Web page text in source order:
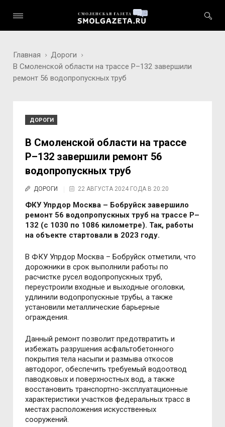
Главная
Дороги
В Смоленской области на трассе Р–132 завершили
ремонт 56 водопропускных труб
ДОРОГИ
В Смоленской области на трассе
Р–132 завершили ремонт 56
водопропускных труб
ДОРОГИ 22 АВГУСТА 2024 ГОДА В 20:20
ФКУ Упрдор Москва – Бобруйск завершило
ремонт 56 водопропускных труб на трассе Р–
132 (с 1030 по 1086 километре). Так, работы
на объекте стартовали в 2023 году.
В ФКУ Упрдор Москва – Бобруйск отметили, что
дорожники в срок выполнили работы по
расчистке русел водопропускных труб,
переустроили входные и выходные оголовки,
удлинили водопропускные трубы, а также
установили металлические барьерные
ограждения.
Данный ремонт позволит предотвратить и
избежать разрушения асфальтобетонного
покрытия тела насыпи и размыва откосов
автодорог, обеспечить требуемый водоотвод
паводковых и поверхностных вод, а также
восстановить транспортно-эксплуатационные
характеристики участков федеральных трасс в
местах расположения искусственных
сооружений.